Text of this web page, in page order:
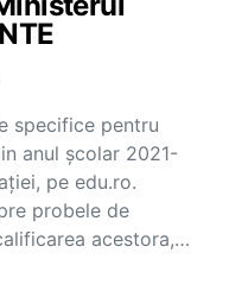
specifice pentru
anul școlar 2021-
pe edu.ro.
probele de
acestora,…